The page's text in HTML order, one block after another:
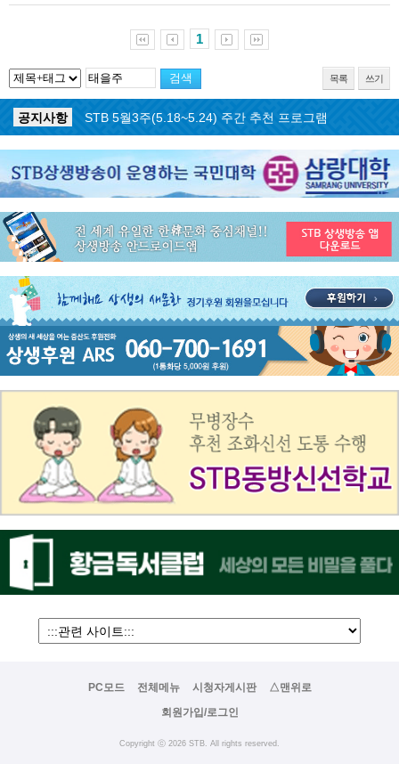
1
목록 쓰기
공지사항 ON AIR 서비스 장애 복구 안내
공지사항
STB 5월4주(5.25~5.31) 주간 추천 프로그램
공지사항
STB 5월3주(5.18~5.24) 주간 추천 프로그램
공지사항
STB 4월마지막주(4.27~5.3) 주간 추천 프로그램
STB 4월4주(4.20~4.26) 주간 추천 프로그램
공지사항
STB 4월2주(4.6~4.12) 주간 추천 프로그램
공지사항
STB 4월1주(3.30~4.5) 주간 추천 프로그램
공지사항
STB 3월4주(3.23~3.29) 주간 추천 프로그램
PC모드 전체메뉴 시청자게시판
△맨위로
회원가입/로그인
Copyright ⓒ 2026 STB. All rights reserved.